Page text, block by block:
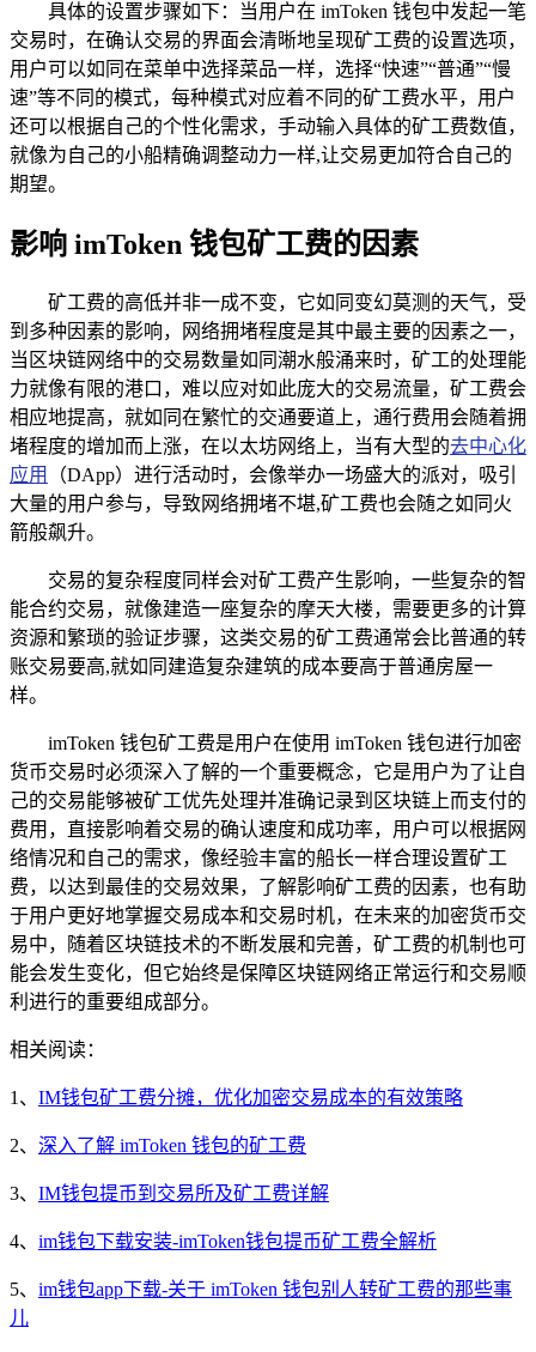
具体的设置步骤如下：当用户在 imToken 钱包中发起一笔
交易时，在确认交易的界面会清晰地呈现矿工费的设置选项，
用户可以如同在菜单中选择菜品一样，选择“快速”“普通”“慢
速”等不同的模式，每种模式对应着不同的矿工费水平，用户
还可以根据自己的个性化需求，手动输入具体的矿工费数值，
就像为自己的小船精确调整动力一样,让交易更加符合自己的
期望。
影响 imToken 钱包矿工费的因素
矿工费的高低并非一成不变，它如同变幻莫测的天气，受
到多种因素的影响，网络拥堵程度是其中最主要的因素之一，
当区块链网络中的交易数量如同潮水般涌来时，矿工的处理能
力就像有限的港口，难以应对如此庞大的交易流量，矿工费会
相应地提高，就如同在繁忙的交通要道上，通行费用会随着拥
堵程度的增加而上涨，在以太坊网络上，当有大型的去中心化
应用
（DApp）进行活动时，会像举办一场盛大的派对，吸引
大量的用户参与，导致网络拥堵不堪,矿工费也会随之如同火
箭般飙升。
交易的复杂程度同样会对矿工费产生影响，一些复杂的智
能合约交易，就像建造一座复杂的摩天大楼，需要更多的计算
资源和繁琐的验证步骤，这类交易的矿工费通常会比普通的转
账交易要高,就如同建造复杂建筑的成本要高于普通房屋一
样。
imToken 钱包矿工费是用户在使用 imToken 钱包进行加密
货币交易时必须深入了解的一个重要概念，它是用户为了让自
己的交易能够被矿工优先处理并准确记录到区块链上而支付的
费用，直接影响着交易的确认速度和成功率，用户可以根据网
络情况和自己的需求，像经验丰富的船长一样合理设置矿工
费，以达到最佳的交易效果，了解影响矿工费的因素，也有助
于用户更好地掌握交易成本和交易时机，在未来的加密货币交
易中，随着区块链技术的不断发展和完善，矿工费的机制也可
能会发生变化，但它始终是保障区块链网络正常运行和交易顺
利进行的重要组成部分。
相关阅读：
1、 IM钱包矿工费分摊，优化加密交易成本的有效策略
2、 深入了解 imToken 钱包的矿工费
3、 IM钱包提币到交易所及矿工费详解
4、 im钱包下载安装-imToken钱包提币矿工费全解析
5、 im钱包app下载-关于 imToken 钱包别人转矿工费的那些事
儿